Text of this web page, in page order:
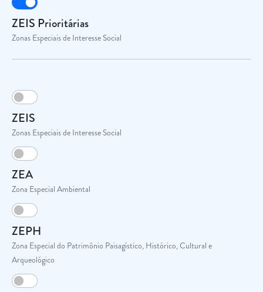
ZEIS Prioritárias
Zonas Especiais de Interesse Social
ZEIS
Zonas Especiais de Interesse Social
ZEA
Zona Especial Ambiental
ZEPH
Zona Especial do Patrimônio Paisagístico, Histórico, Cultural e
Arqueológico